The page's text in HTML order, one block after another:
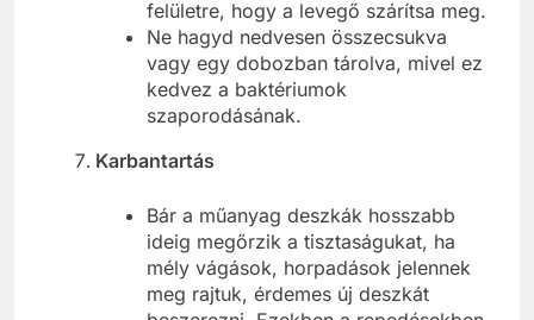
felületre, hogy a levegő szárítsa meg.
Ne hagyd nedvesen összecsukva
vagy egy dobozban tárolva, mivel ez
kedvez a baktériumok
szaporodásának.
Karbantartás
Bár a műanyag deszkák hosszabb
ideig megőrzik a tisztaságukat, ha
mély vágások, horpadások jelennek
meg rajtuk, érdemes új deszkát